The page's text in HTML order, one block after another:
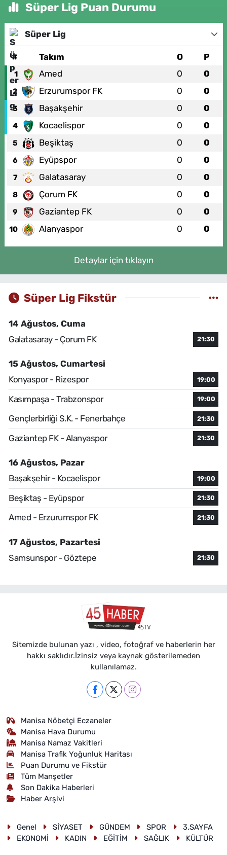
Süper Lig Puan Durumu
Süper Lig
# Takım O P
1 Amed 0 0
2 Erzurumspor FK 0 0
3 Başakşehir 0 0
4 Kocaelispor 0 0
5 Beşiktaş 0 0
6 Eyüpspor 0 0
7 Galatasaray 0 0
8 Çorum FK 0 0
9 Gaziantep FK 0 0
10 Alanyaspor 0 0
Detaylar için tıklayın
Süper Lig Fikstür
14 Ağustos, Cuma
Galatasaray - Çorum FK
21:30
15 Ağustos, Cumartesi
Konyaspor - Rizespor
19:00
Kasımpaşa - Trabzonspor 19:00
Gençlerbirliği S.K. - Fenerbahçe 21:30
Gaziantep FK - Alanyaspor 21:30
16 Ağustos, Pazar
Başakşehir - Kocaelispor
19:00
Beşiktaş - Eyüpspor 21:30
Amed - Erzurumspor FK 21:30
17 Ağustos, Pazartesi
Samsunspor - Göztepe
21:30
Sitemizde bulunan yazı , video, fotoğraf ve haberlerin her
hakkı saklıdır.İzinsiz veya kaynak gösterilemeden
kullanılamaz.
Manisa Nöbetçi Eczaneler
Manisa Hava Durumu
Manisa Namaz Vakitleri
Manisa Trafik Yoğunluk Haritası
Puan Durumu ve Fikstür
Tüm Manşetler
Son Dakika Haberleri
Haber Arşivi
Genel SİYASET GÜNDEM SPOR
3.SAYFA
EKONOMİ
KADIN EĞİTİM SAĞLIK KÜLTÜR